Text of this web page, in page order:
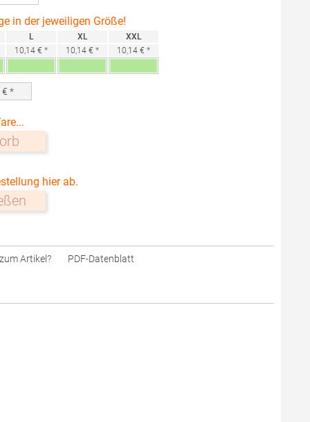
in der jeweiligen Größe!
L
10,14 € *
XL
10,14 € *
XXL
10,14 € *
€ *
hier ab.
Artikel? PDF-Datenblatt